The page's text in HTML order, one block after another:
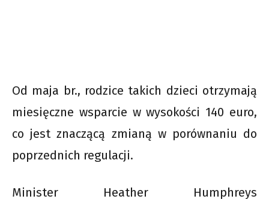
Od maja br., rodzice takich dzieci otrzymają
miesięczne wsparcie w wysokości 140 euro,
co jest znaczącą zmianą w porównaniu do
poprzednich regulacji.
Minister Heather Humphreys